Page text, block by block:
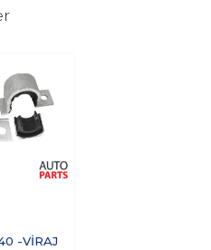
-VİRAJ